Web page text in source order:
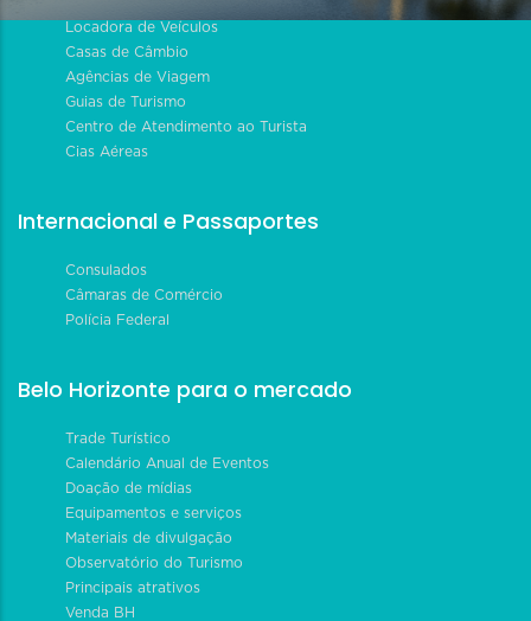
Locadora de Veículos
Casas de Câmbio
Agências de Viagem
Guias de Turismo
Centro de Atendimento ao Turista
Cias Aéreas
Internacional e Passaportes
Consulados
Câmaras de Comércio
Polícia Federal
Belo Horizonte para o mercado
Trade Turístico
Calendário Anual de Eventos
Doação de mídias
Equipamentos e serviços
Materiais de divulgação
Observatório do Turismo
Principais atrativos
Venda BH